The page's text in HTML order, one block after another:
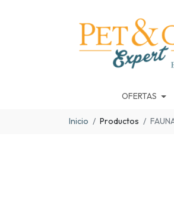
OFERTAS
Inicio Productos